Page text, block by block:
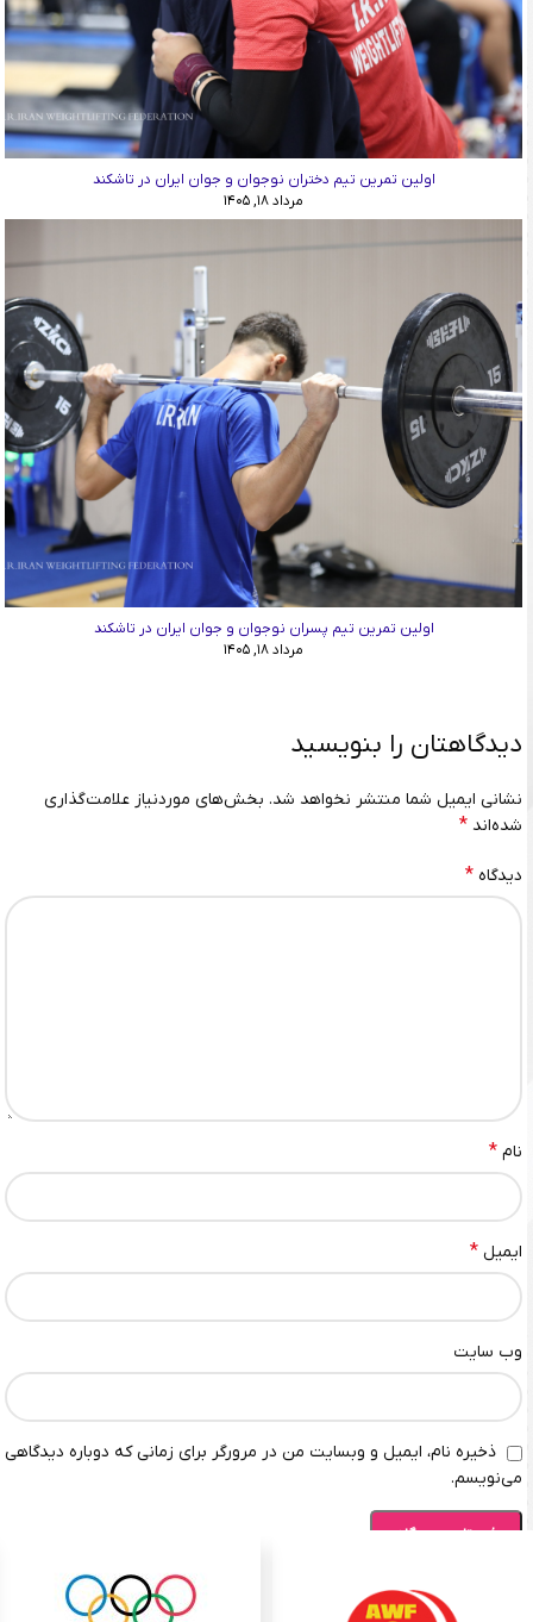
اولین تمرین تیم دختران نوجوان و جوان ایران در تاشکند
مرداد ۱۸, ۱۴۰۵
اولین تمرین تیم پسران نوجوان و جوان ایران در تاشکند
مرداد ۱۸, ۱۴۰۵
دیدگاهتان را بنویسید
نشانی ایمیل شما منتشر نخواهد شد. بخش‌های موردنیاز علامت‌گذاری
شده‌اند *
دیدگاه *
نام *
ایمیل *
وب‌ سایت
ذخیره نام، ایمیل و وبسایت من در مرورگر برای زمانی که دوباره دیدگاهی
می‌نویسم.